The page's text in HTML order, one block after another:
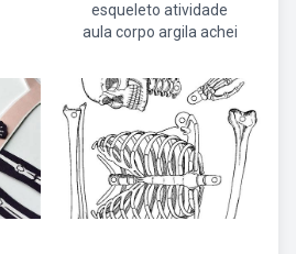
esqueleto atividade
aula corpo argila achei